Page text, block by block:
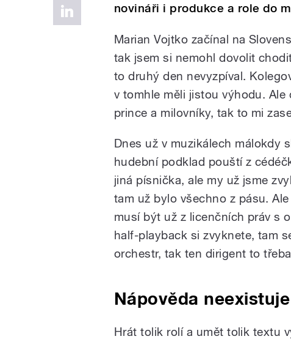
novináři i produkce a role do
Marian Vojtko začínal na
tak jsem si nemohl dovolit
to druhý den nevyzpíval.
v tomhle měli jistou výhodu.
prince a milovníky, tak to mi
Dnes už v muzikálech málokdy
hudební podklad pouští z
jiná písnička, ale my už jsme
tam už bylo všechno z pásu.
musí být už z licenčních práv s
half-playback si zvyknete, tam
orchestr, tak ten dirigent to
Nápověda neexistuje
Hrát tolik rolí a umět tolik textu